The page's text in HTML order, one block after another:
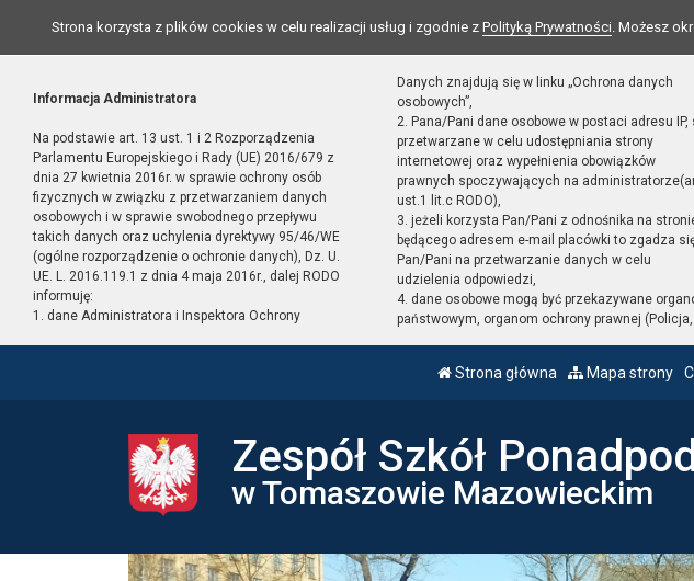
Strona korzysta z plików cookies w celu realizacji usług i zgodnie z Polityką Prywatności. Możesz
Informacja Administratora
Na podstawie art. 13 ust. 1 i 2 Rozporządzenia
Parlamentu Europejskiego i Rady (UE) 2016/679 z
dnia 27 kwietnia 2016r. w sprawie ochrony osób
fizycznych w związku z przetwarzaniem danych
osobowych i w sprawie swobodnego przepływu
takich danych oraz uchylenia dyrektywy 95/46/WE
(ogólne rozporządzenie o ochronie danych), Dz. U.
UE. L. 2016.119.1 z dnia 4 maja 2016r., dalej RODO
informuję:
1. dane Administratora i Inspektora Ochrony
Danych znajdują się w linku „Ochrona danych
osobowych”,
2. Pana/Pani dane osobowe w postaci adresu IP,
przetwarzane w celu udostępniania strony
internetowej oraz wypełnienia obowiązków
prawnych spoczywających na
ust.1 lit.c RODO),
3. jeżeli korzysta Pan/Pani z odnośnika na
będącego adresem e-mail placówki to zgadza
Pan/Pani na przetwarzanie danych w celu
udzielenia odpowiedzi,
4. dane osobowe mogą być przekazywane
państwowym, organom ochrony prawnej (Policja,
Strona główna Mapa strony
Zespół Szkół
w Tomaszowie Mazowieckim